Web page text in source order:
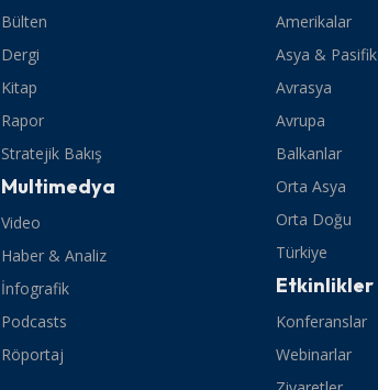
Bülten
Dergi
Kitap
Rapor
Stratejik Bakış
Multimedya
Video
Haber & Analiz
İnfografik
Podcasts
Röportaj
Amerikalar
Asya & Pasifik
Avrasya
Avrupa
Balkanlar
Orta Asya
Orta Doğu
Türkiye
Etkinlikler
Konferanslar
Webinarlar